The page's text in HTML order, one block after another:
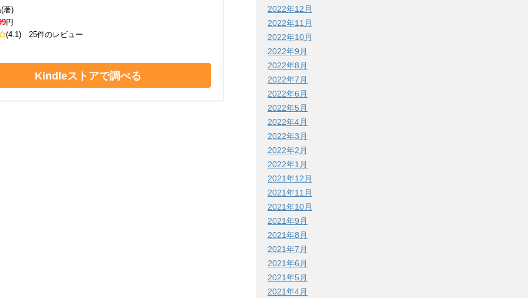
著)
円
(4.1)25件のレビュー
Kindleストアで調べる
2022年12月
2022年11月
2022年10月
2022年9月
2022年8月
2022年7月
2022年6月
2022年5月
2022年4月
2022年3月
2022年2月
2022年1月
2021年12月
2021年11月
2021年10月
2021年9月
2021年8月
2021年7月
2021年6月
2021年5月
2021年4月